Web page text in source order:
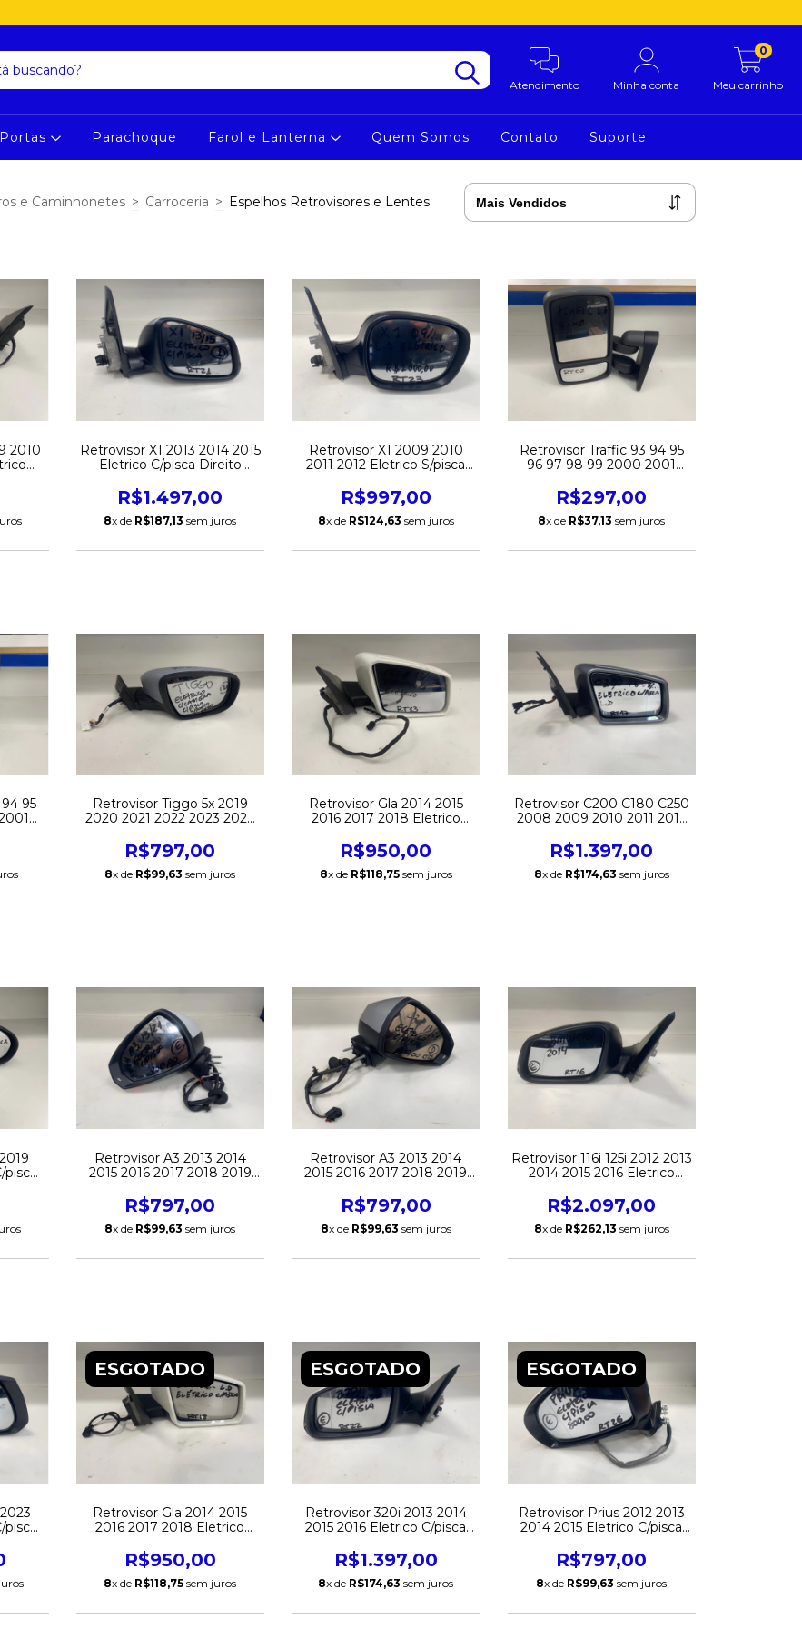
Atendimento Minha conta Meu carrinho
0
Portas Parachoque Farol e Lanterna Quem Somos Contato Suporte
e Caminhonetes > Carroceria > Espelhos Retrovisores e Lentes
2010
Retrovisor X1 2013 2014 2015
Eletrico C/pisca Direito
R$1.497,00
8x de R$187,13 sem juros
Retrovisor X1 2009 2010
2011 2012 Eletrico S/pisca
R$997,00
8x de R$124,63 sem juros
Retrovisor Traffic 93 94 95
96 97 98 99 2000 2001
R$297,00
8x de R$37,13 sem juros
95
Retrovisor Tiggo 5x 2019
2020 2021 2022 2023 2024
C/Camera S/Retratil Direito
Original
R$797,00
8x de R$99,63 sem juros
Retrovisor Gla 2014 2015
2016 2017 2018 Eletrico
Direito Original
R$950,00
8x de R$118,75sem juros
Retrovisor C200 C180 C250
2008 2009 2010 2011 2012
Direito Original
R$1.397,00
8x de R$174,63 sem juros
pisca
Retrovisor A3 2013 2014
2015 2016 2017 2018 2019
Original
R$797,00
8x de R$99,63 sem juros
Retrovisor A3 2013 2014
2015 2016 2017 2018 2019
Original
R$797,00
8x de R$99,63 sem juros
Retrovisor 116i 125i 2012 2013
2014 2015 2016 Eletrico
R$2.097,00
8x de R$262,13 sem juros
pisca
ESGOTADO
Retrovisor Gla 2014 2015
2016 2017 2018 Eletrico
Original
R$950,00
8x de R$118,75 sem juros
ESGOTADO
Retrovisor 320i 2013 2014
2015 2016 Eletrico C/pisca
R$1.397,00
8x de R$174,63 sem juros
ESGOTADO
Retrovisor Prius 2012 2013
2014 2015 Eletrico C/pisca
R$797,00
8x de R$99,63 sem juros